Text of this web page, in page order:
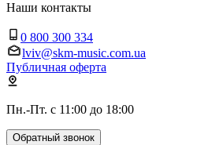
Наши контакты
0 800 300 334
lviv@skm-music.com.ua
Публичная оферта
Пн.-Пт. с 11:00 до 18:00
Обратный звонок